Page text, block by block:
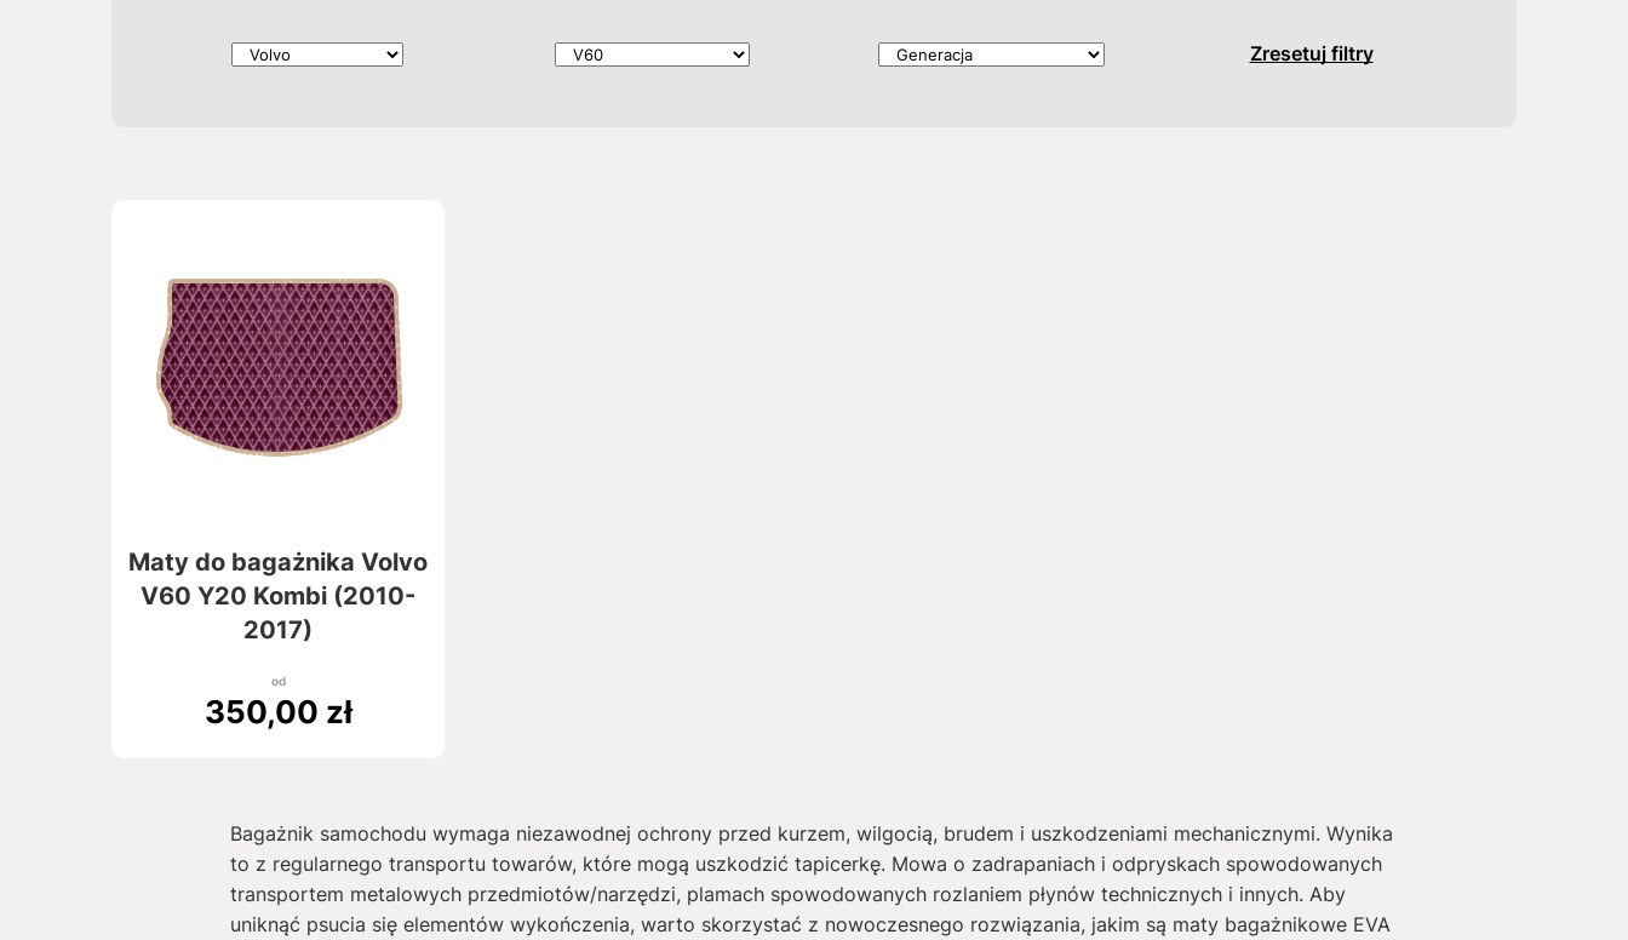
Zresetuj filtry
Maty do bagażnika Volvo
V60 Y20 Kombi (2010-
2017)
od
350,00 zł
Bagażnik samochodu wymaga niezawodnej ochrony przed kurzem, wilgocią, brudem i uszkodzeniami mechanicznymi. Wynika
to z regularnego transportu towarów, które mogą uszkodzić tapicerkę. Mowa o zadrapaniach i odpryskach spowodowanych
transportem metalowych przedmiotów/narzędzi, plamach spowodowanych rozlaniem płynów technicznych i innych. Aby
uniknąć psucia się elementów wykończenia, warto skorzystać z nowoczesnego rozwiązania, jakim są maty bagażnikowe EVA